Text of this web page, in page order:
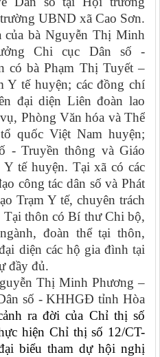
UBND xã Cao Sơn.
bà Nguyễn Thị Minh
Chi cục Dân số -
có bà Phạm Thị Tuyết –
Y tế huyện; các đồng chí
đại diện Liên đoàn lao
Phòng Văn hóa và Thể
quốc Việt Nam huyện;
- Truyền thông và Giáo
tế huyện. Tại xã có các
công tác dân số và Phát
Trạm Y tế, chuyên trách
Tại thôn có Bí thư Chi bộ,
đoàn thể tại thôn,
diện các hộ gia đình tại
đầy đủ.
Thị Minh Phương –
số - KHHGĐ tỉnh Hòa
ra đời của Chỉ thị số
hiện Chỉ thị số 12/CT-
biểu tham dự hội nghị